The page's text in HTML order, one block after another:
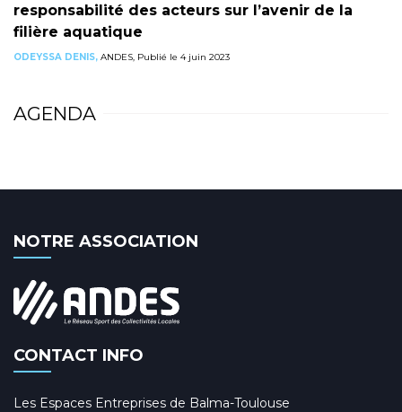
responsabilité des acteurs sur l’avenir de la
filière aquatique
ODEYSSA DENIS, ANDES, Publié le 4 juin 2023
AGENDA
NOTRE ASSOCIATION
CONTACT INFO
Les Espaces Entreprises de Balma-Toulouse